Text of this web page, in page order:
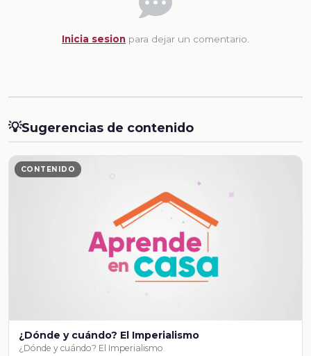
Inicia sesion para dejar un comentario.
💡Sugerencias de contenido
CONTENIDO
¿Dónde y cuándo? El Imperialismo
¿Dónde y cuándo? El Imperialismo